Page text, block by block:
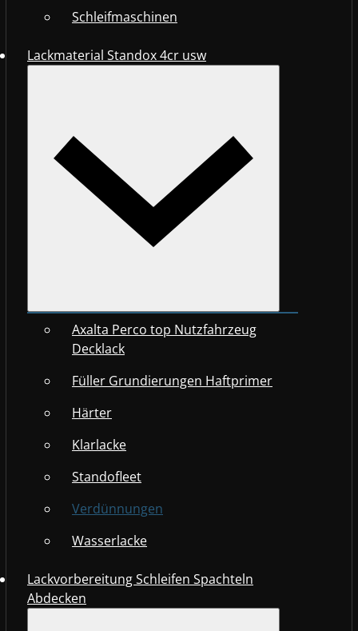
Schleifmaschinen
Lackmaterial Standox 4cr usw
Axalta Perco top Nutzfahrzeug
Decklack
Füller Grundierungen Haftprimer
Härter
Klarlacke
Standofleet
Verdünnungen
Wasserlacke
Lackvorbereitung Schleifen Spachteln
Abdecken